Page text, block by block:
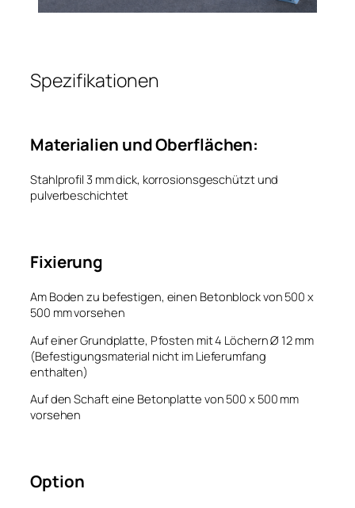
Spezifikationen
Materialien und Oberflächen:
Stahlprofil 3 mm dick, korrosionsgeschützt und
pulverbeschichtet
Fixierung
Am Boden zu befestigen, einen Betonblock von 500 x
500 mm vorsehen
Auf einer Grundplatte, Pfosten mit 4 Löchern Ø 12 mm
(Befestigungsmaterial nicht im Lieferumfang
enthalten)
Auf den Schaft eine Betonplatte von 500 x 500 mm
vorsehen
Option